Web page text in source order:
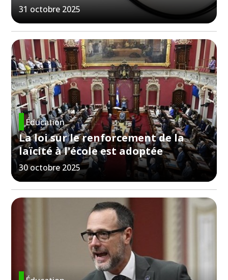
31 octobre 2025
Éducation
La loi sur le renforcement de la
laïcité à l'école est adoptée
30 octobre 2025